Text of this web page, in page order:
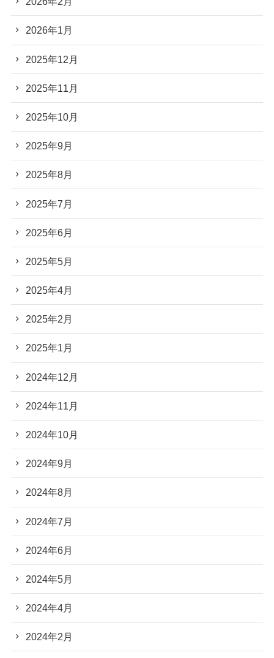
2026年1月
2025年12月
2025年11月
2025年10月
2025年9月
2025年8月
2025年7月
2025年6月
2025年5月
2025年4月
2025年2月
2025年1月
2024年12月
2024年11月
2024年10月
2024年9月
2024年8月
2024年7月
2024年6月
2024年5月
2024年4月
2024年2月